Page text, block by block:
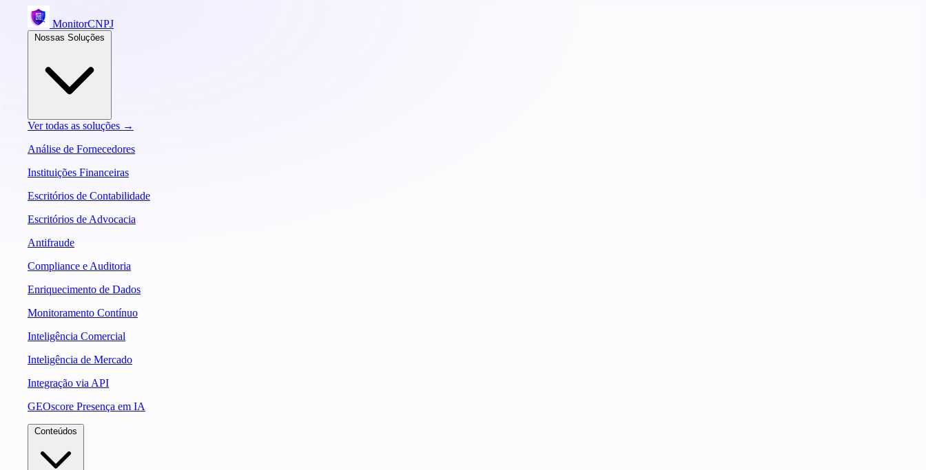
MonitorCNPJ
Ver todas as soluções →
Análise de Fornecedores
Instituições Financeiras
Escritórios de Contabilidade
Escritórios de Advocacia
Antifraude
Compliance e Auditoria
Enriquecimento de Dados
Monitoramento Contínuo
Inteligência Comercial
Inteligência de Mercado
Integração via API
GEOscore Presença em IA